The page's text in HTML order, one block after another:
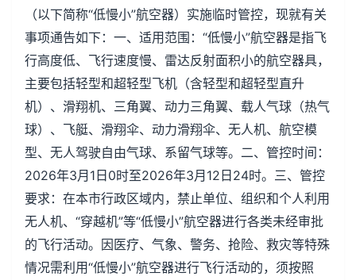
（以下简称“低慢小”航空器）实施临时管控，现就有关
事项通告如下：一、适用范围：“低慢小”航空器是指飞
行高度低、飞行速度慢、雷达反射面积小的航空器具，
主要包括轻型和超轻型飞机（含轻型和超轻型直升
机）、滑翔机、三角翼、动力三角翼、载人气球（热气
球）、飞艇、滑翔伞、动力滑翔伞、无人机、航空模
型、无人驾驶自由气球、系留气球等。二、管控时间：
2026年3月1日0时至2026年3月12日24时。三、管控
要求：在本市行政区域内，禁止单位、组织和个人利用
无人机、“穿越机”等“低慢小”航空器进行各类未经审批
的飞行活动。因医疗、气象、警务、抢险、救灾等特殊
情况需利用“低慢小”航空器进行飞行活动的，须按照